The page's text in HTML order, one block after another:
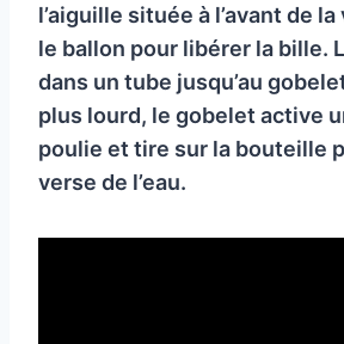
l’aiguille située à l’avant de
le ballon pour libérer la bille.
dans un tube jusqu’au
plus lourd, le gobelet active
poulie et tire sur la bouteille
verse de l’eau.